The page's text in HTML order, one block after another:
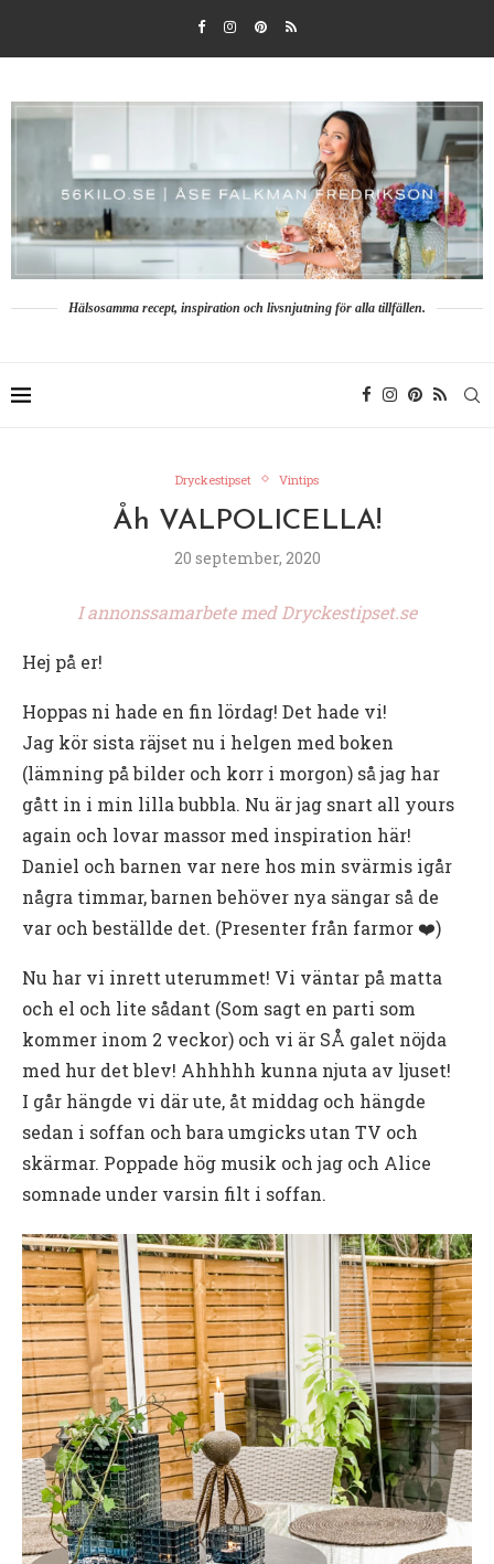
Hälsosamma recept, inspiration och livsnjutning för alla tillfällen.
Dryckestipset Vintips
Åh VALPOLICELLA!
20 september, 2020
I annonssamarbete med Dryckestipset.se
Hej på er!
Hoppas ni hade en fin lördag! Det hade vi!
Jag kör sista räjset nu i helgen med boken
(lämning på bilder och korr i morgon) så jag har
gått in i min lilla bubbla. Nu är jag snart all yours
again och lovar massor med inspiration här!
Daniel och barnen var nere hos min svärmis igår
några timmar, barnen behöver nya sängar så de
var och beställde det. (Presenter från farmor ❤️)
Nu har vi inrett uterummet! Vi väntar på matta
och el och lite sådant (Som sagt en parti som
kommer inom 2 veckor) och vi är SÅ galet nöjda
med hur det blev! Ahhhhh kunna njuta av ljuset!
I går hängde vi där ute, åt middag och hängde
sedan i soffan och bara umgicks utan TV och
skärmar. Poppade hög musik och jag och Alice
somnade under varsin filt i soffan.